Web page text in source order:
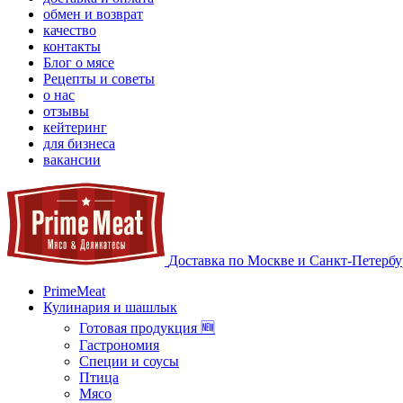
обмен и возврат
качество
контакты
Блог о мясе
Рецепты и советы
о нас
отзывы
кейтеринг
для бизнеса
вакансии
Доставка по Москве и Санкт-
PrimeMeat
Кулинария и шашлык
Готовая продукция 🆕
Гастрономия
Специи и соусы
Птица
Мясо